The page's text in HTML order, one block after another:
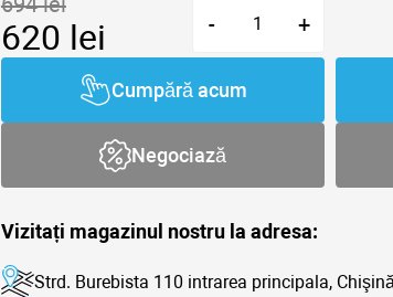
620 lei - +
Cumpără acum
Negociază
Vizitați magazinul nostru la adresa:
Strd. Burebista 110 intrarea principala,